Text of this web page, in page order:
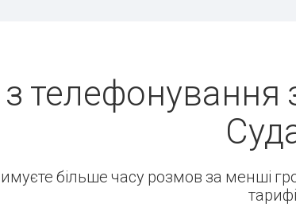
телефонування
більше часу розмов за менші